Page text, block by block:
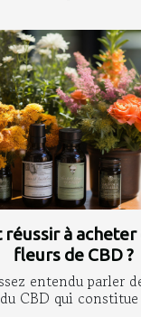
réussir à
fleurs de CBD ?
entendu parler
CBD qui constitue